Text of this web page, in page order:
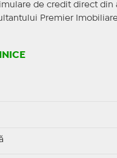
de credit direct din
Premier